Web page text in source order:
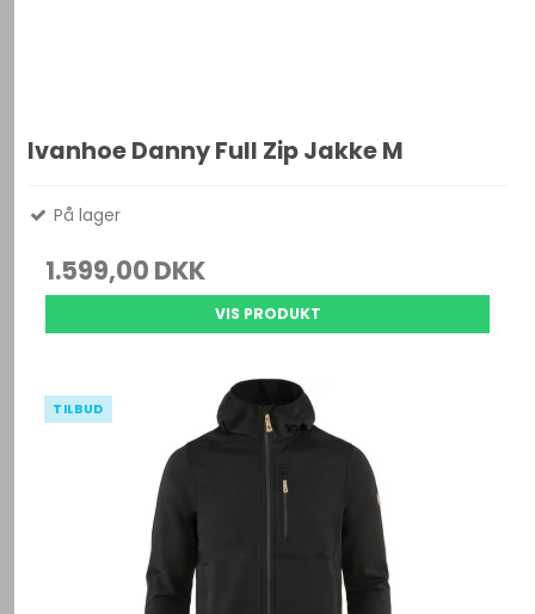
Ivanhoe Danny Full Zip Jakke M
På lager
1.599,00 DKK
VIS PRODUKT
TILBUD